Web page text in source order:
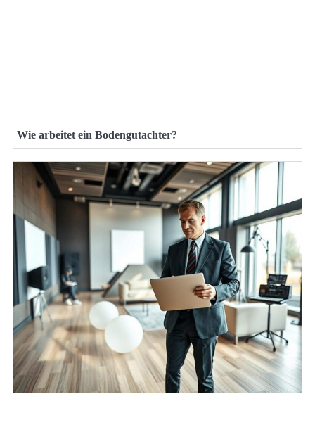
Wie arbeitet ein Bodengutachter?